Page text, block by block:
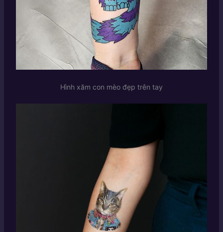
Hình xăm con mèo đẹp trên tay